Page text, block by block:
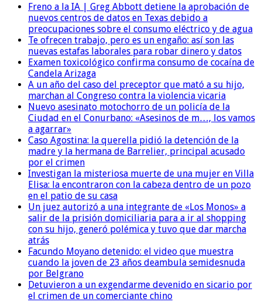
Freno a la IA | Greg Abbott detiene la aprobación de
nuevos centros de datos en Texas debido a
preocupaciones sobre el consumo eléctrico y de agua
Te ofrecen trabajo, pero es un engaño: así son las
nuevas estafas laborales para robar dinero y datos
Examen toxicológico confirma consumo de cocaína de
Candela Arizaga
A un año del caso del preceptor que mató a su hijo,
marchan al Congreso contra la violencia vicaria
Nuevo asesinato motochorro de un policía de la
Ciudad en el Conurbano: «Asesinos de m…, los vamos
a agarrar»
Caso Agostina: la querella pidió la detención de la
madre y la hermana de Barrelier, principal acusado
por el crimen
Investigan la misteriosa muerte de una mujer en Villa
Elisa: la encontraron con la cabeza dentro de un pozo
en el patio de su casa
Un juez autorizó a una integrante de «Los Monos» a
salir de la prisión domiciliaria para a ir al shopping
con su hijo, generó polémica y tuvo que dar marcha
atrás
Facundo Moyano detenido: el video que muestra
cuando la joven de 23 años deambula semidesnuda
por Belgrano
Detuvieron a un exgendarme devenido en sicario por
el crimen de un comerciante chino